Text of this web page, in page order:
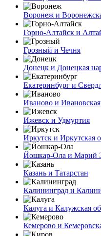
Воронеж и
Горно-Алтайск и
Грозный и Чечня
Донецк и Донецкая
Екатеринбург и
Иваново и Ивановская
Ижевск и Удмуртия
Иркутск и Иркутская
Йошкар-Ола и Марий
Казань и Татарстан
Калининград и
Калуга и Калужская
Кемерово и